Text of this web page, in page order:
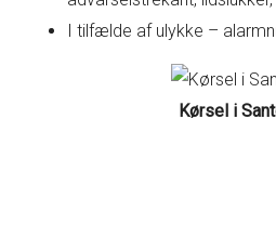
I tilfælde af ulykke –
Kørsel i